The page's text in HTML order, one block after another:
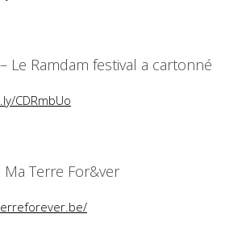
Le Ramdam festival a cartonné
CDRmbUo
Terre For&ver